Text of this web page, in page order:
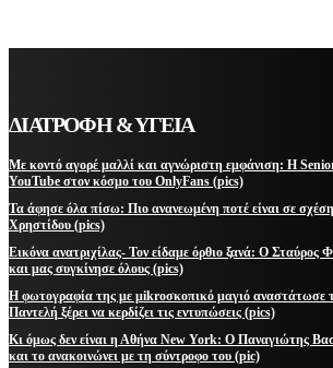
ΔΙΑΤΡΟΦΗ & ΥΓΕΙΑ
Με κοντό αγορέ μαλλί και αγνώριστη εμφάνιση: Η
YouTube στον κόσμο του OnlyFans (pics)
Τα άφησε όλα πίσω: Πιο ανανεωμένη ποτέ είναι σε
Χρηστίδου (pics)
Εικόνα ανατριχίλας- Τον είδαμε όρθιο ξανά: Ο Σταύρος
και μας συγκίνησε όλους (pics)
Η φωτογραφία της με μikroσκοπικό μαγιό αναστάτωσε
Παντελή ξέρει να κερδίζει τις εντυπώσεις (pics)
Κι όμως δεν είναι η Αθήνα New York: Ο Παναγιώτης
και το ανακοινώνει με τη σύντροφο του (pic)